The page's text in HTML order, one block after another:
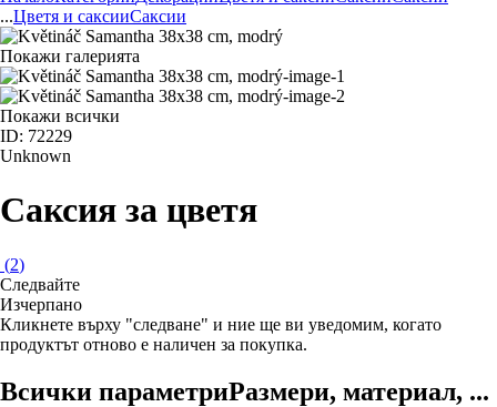
...Цветя и саксииСаксии
Покажи галерията
Покажи всички
ID: 72229
Unknown
Саксия за цветя
(2)
Следвайте
Изчерпанo
Кликнете върху "следване" и ние ще ви уведомим, когато
продуктът отново е наличен за покупка.
Всички параметриРазмери, материал, ...